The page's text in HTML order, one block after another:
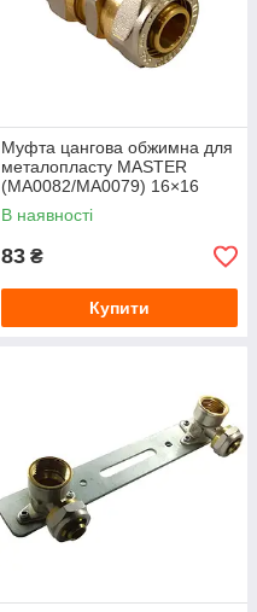
Муфта цангова обжимна для
металопласту MASTER
(MA0082/MA0079) 16×16
В наявності
83 ₴
Купити